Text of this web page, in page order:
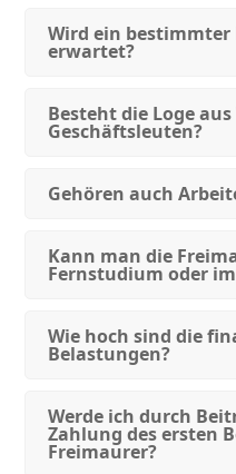
Wird ein
erwartet?
Besteht die Loge
Geschäftsleuten?
Gehören auch
Kann man die
Fernstudium oder
Wie hoch sind die
Belastungen?
Werde ich durch
Zahlung des ersten
Freimaurer?